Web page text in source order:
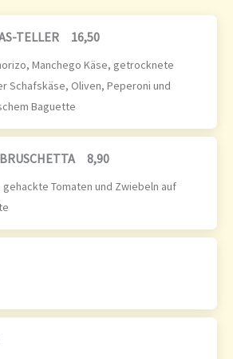
TELLER 16,50
Manchego Käse, getrocknete
Schafskäse, Oliven, Peperoni und
Baguette
8,90
gehackte Tomaten und Zwiebeln auf